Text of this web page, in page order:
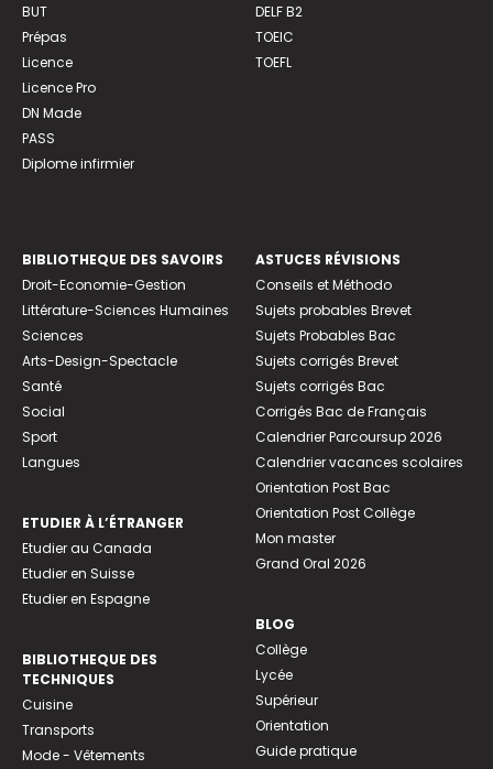
BUT
Prépas
Licence
Licence Pro
DN Made
PASS
Diplome infirmier
DELF B2
TOEIC
TOEFL
BIBLIOTHEQUE DES SAVOIRS
Droit-Economie-Gestion
Littérature-Sciences Humaines
Sciences
Arts-Design-Spectacle
Santé
Social
Sport
Langues
ETUDIER À L’ÉTRANGER
Etudier au Canada
Etudier en Suisse
Etudier en Espagne
BIBLIOTHEQUE DES
TECHNIQUES
Cuisine
Transports
Mode - Vêtements
ASTUCES RÉVISIONS
Conseils et Méthodo
Sujets probables Brevet
Sujets Probables Bac
Sujets corrigés Brevet
Sujets corrigés Bac
Corrigés Bac de Français
Calendrier Parcoursup 2026
Calendrier vacances scolaires
Orientation Post Bac
Orientation Post Collège
Mon master
Grand Oral 2026
BLOG
Collège
Lycée
Supérieur
Orientation
Guide pratique